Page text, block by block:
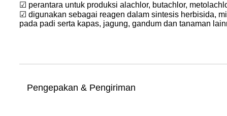
☑ perantara untuk produksi alachlor, butachlor,
☑ digunakan sebagai reagen dalam sintesis herbisida,
pada padi serta kapas, jagung, gandum dan tanaman
Pengepakan & Pengiriman